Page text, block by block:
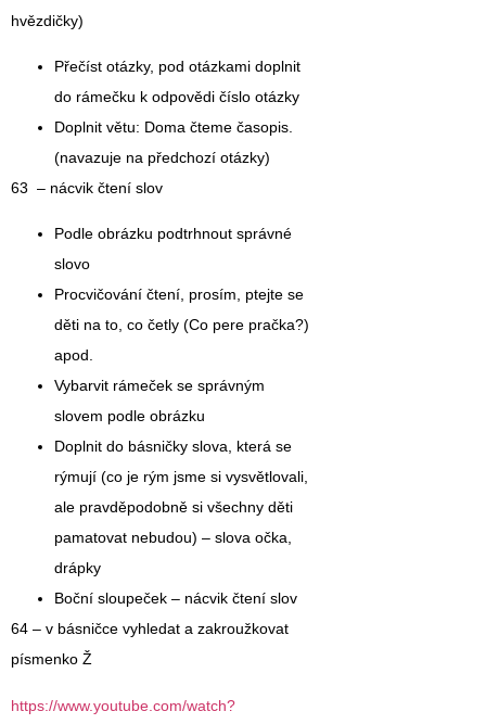
hvězdičky)
Přečíst otázky, pod otázkami doplnit
do rámečku k odpovědi číslo otázky
Doplnit větu: Doma čteme časopis.
(navazuje na předchozí otázky)
63 – nácvik čtení slov
Podle obrázku podtrhnout správné
slovo
Procvičování čtení, prosím, ptejte se
děti na to, co četly (Co pere pračka?)
apod.
Vybarvit rámeček se správným
slovem podle obrázku
Doplnit do básničky slova, která se
rýmují (co je rým jsme si vysvětlovali,
ale pravděpodobně si všechny děti
pamatovat nebudou) – slova očka,
drápky
Boční sloupeček – nácvik čtení slov
64 – v básničce vyhledat a zakroužkovat
písmenko Ž
https://www.youtube.com/watch?